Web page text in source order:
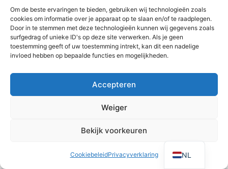
Om de beste ervaringen te bieden, gebruiken wij technologieën zoals
cookies om informatie over je apparaat op te slaan en/of te raadplegen.
Door in te stemmen met deze technologieën kunnen wij gegevens zoals
surfgedrag of unieke ID's op deze site verwerken. Als je geen
toestemming geeft of uw toestemming intrekt, kan dit een nadelige
invloed hebben op bepaalde functies en mogelijkheden.
Accepteren
Weiger
Bekijk voorkeuren
CookiebeleidPrivacyverklaring NL